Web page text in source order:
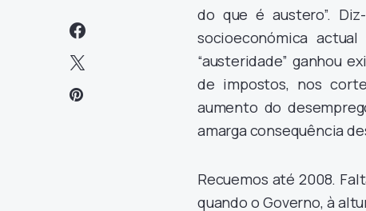
do que é austero”.
socioeconómica
“austeridade” ganhou
de impostos, nos
aumento do
amarga consequência
Recuemos até 2008.
quando o Governo, à